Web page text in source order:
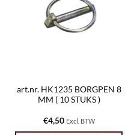
art.nr. HK1235 BORGPEN 8
MM ( 10 STUKS )
€4,50 Excl. BTW